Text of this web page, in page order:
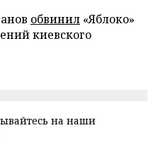
обвинил «Яблоко»
киевского
на наши